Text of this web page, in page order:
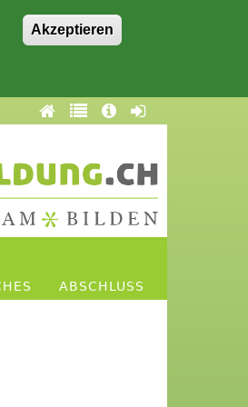
Akzeptieren
ABSCHLUSS